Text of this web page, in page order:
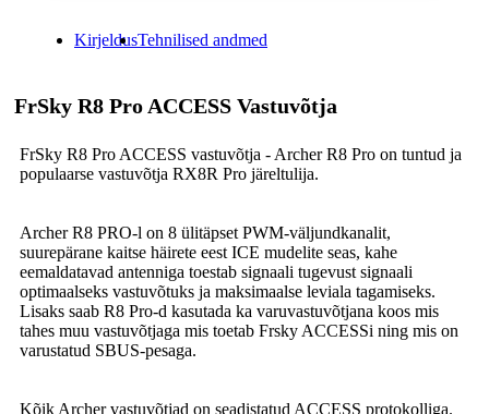
KirjeldusTehnilised andmed
FrSky R8 Pro ACCESS Vastuvõtja
FrSky R8 Pro ACCESS vastuvõtja - Archer R8 Pro on tuntud ja
populaarse vastuvõtja RX8R Pro järeltulija.
Archer R8 PRO-l on 8 ülitäpset PWM-väljundkanalit,
suurepärane kaitse häirete eest ICE mudelite seas, kahe
eemaldatavad antenniga toestab signaali tugevust signaali
optimaalseks vastuvõtuks ja maksimaalse leviala tagamiseks.
Lisaks saab R8 Pro-d kasutada ka varuvastuvõtjana koos mis
tahes muu vastuvõtjaga mis toetab Frsky ACCESSi ning mis on
varustatud SBUS-pesaga.
Kõik Archer vastuvõtjad on seadistatud ACCESS protokolliga.